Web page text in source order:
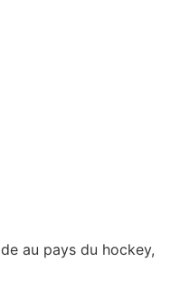
au pays du hockey,